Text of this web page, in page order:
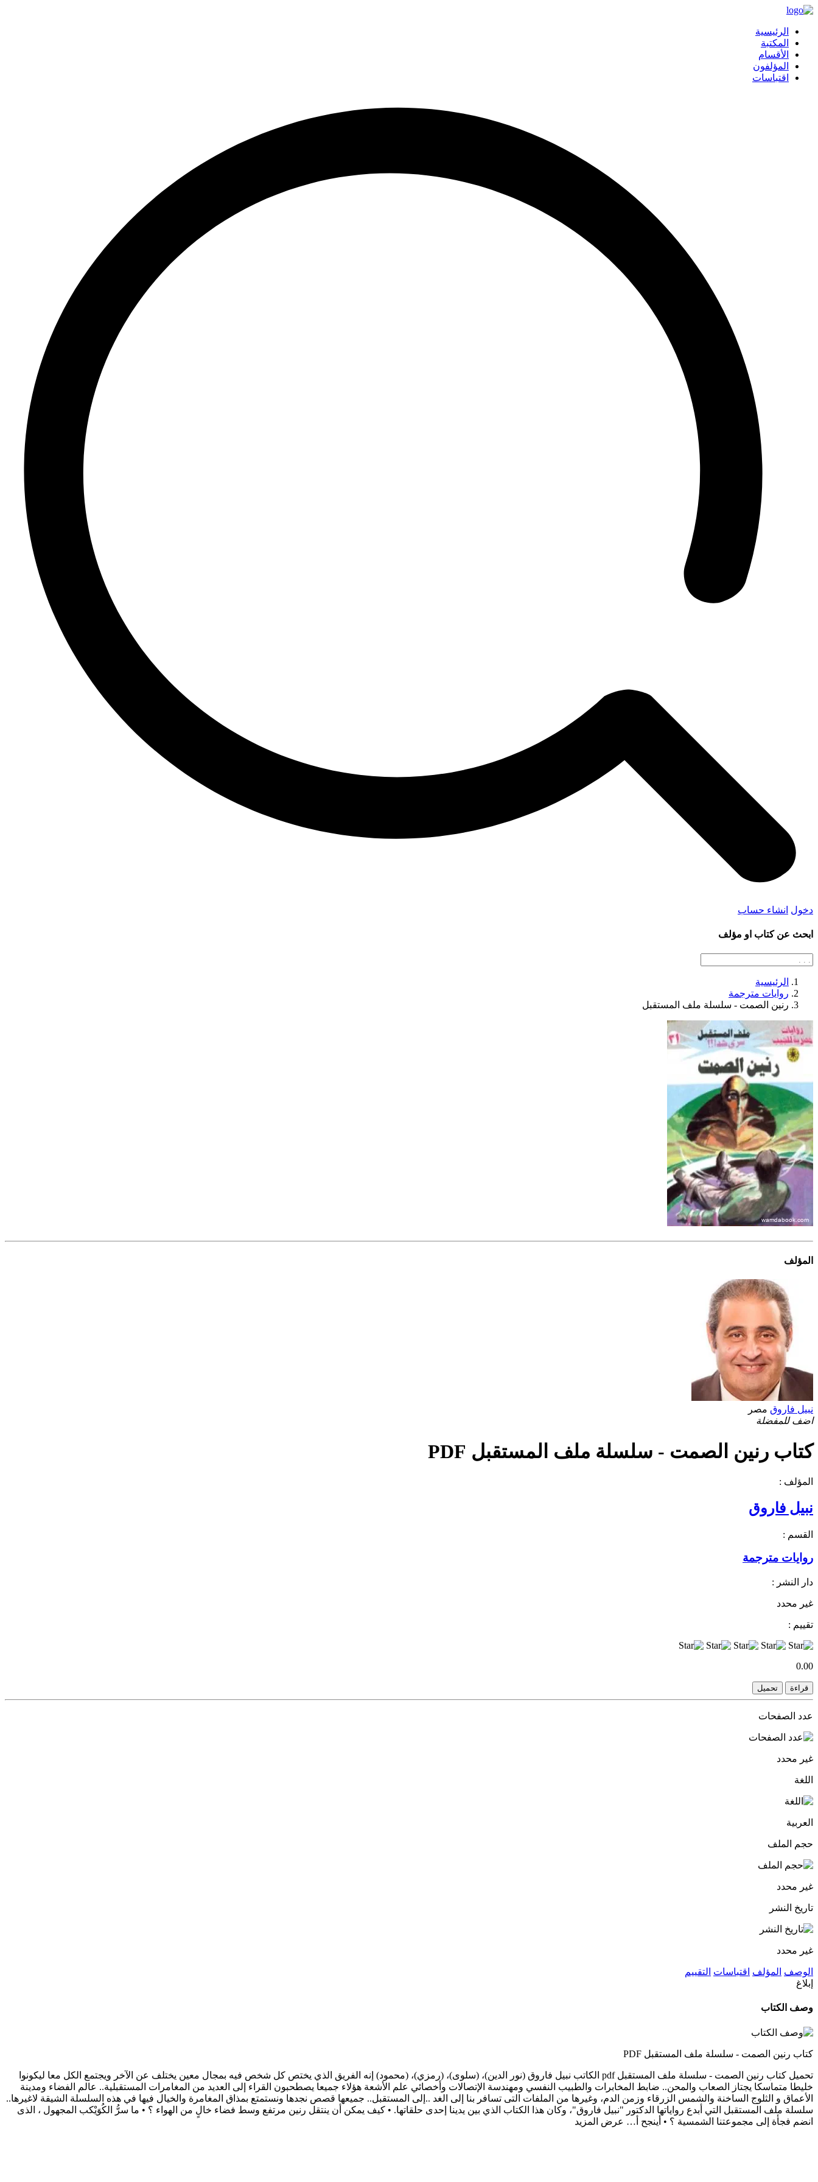
الرئيسية
المكتبة
الأقسام
المؤلفون
اقتباسات
دخول انشاء حساب
ابحث عن كتاب او مؤلف
الرئيسية
روايات مترجمة
رنين الصمت - سلسلة ملف المستقبل
المؤلف
نبيل فاروق مصر
اضف للمفضلة
كتاب رنين الصمت - سلسلة ملف المستقبل PDF
المؤلف :
نبيل فاروق
القسم :
روايات مترجمة
دار النشر :
غير محدد
تقييم :
0.00
قراءة تحميل
عدد الصفحات
غير محدد
اللغة
العربية
حجم الملف
غير محدد
تاريخ النشر
غير محدد
الوصف المؤلف اقتباسات التقييم
إبلاغ
وصف الكتاب
كتاب رنين الصمت - سلسلة ملف المستقبل PDF
تحميل كتاب رنين الصمت - سلسلة ملف المستقبل pdf الكاتب نبيل فاروق (نور الدين)، (سلوى)، (رمزي)، (محمود) إنه الفريق الذي يختص كل شخص فيه بمجال معين يختلف عن الآخر ويجتمع الكل معا ليكونوا
خليطا متماسكا يجتاز الصعاب والمحن.. ضابط المخابرات والطبيب النفسي ومهندسة الإتصالات وأخصائي علم الأشعة هؤلاء جميعا يصطحبون القراء إلى العديد من المغامرات المستقبلية.. عالم الفضاء ومدينة
الأعماق و الثلوج الساخنة والشمس الزرقاء وزمن الدم، وغيرها من الملفات التى تسافر بنا إلى الغد ..إلى المستقبل.. جميعها قصص نجدها ونستمتع بمذاق المغامرة والخيال فيها في هذه السلسلة الشيقة لاغيرها..
سلسلة ملف المستقبل التي أبدع رواياتها الدكتور "نبيل فاروق"، وكان هذا الكتاب الذي بين يدينا إحدى حلقاتها. • كيف يمكن أن ينتقل رنين مرتفع وسط فضاء خالٍ من الهواء ؟ • ما سرُّ الكُوَيْكب المجهول ، الذى
انضم فجأة إلى مجموعتنا الشمسية ؟ • أينجح أ… عرض المزيد